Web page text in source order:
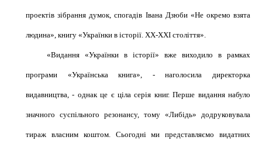
проектів зібрання думок, спогадів Івана Дзюби «Не окремо взята
людина», книгу «Українки в історії. ХХ-ХХІ століття».
«Видання «Українки в історії» вже виходило в рамках
програми «Українська книга», - наголосила директорка
видавництва, - однак це є ціла серія книг. Перше видання набуло
значного суспільного резонансу, тому «Либідь» додруковувала
тираж власним коштом. Сьогодні ми представляємо видатних